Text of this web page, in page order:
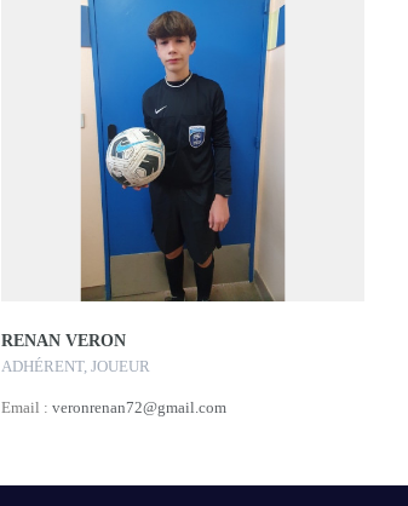
RENAN VERON
ADHÉRENT, JOUEUR
Email : veronrenan72@gmail.com